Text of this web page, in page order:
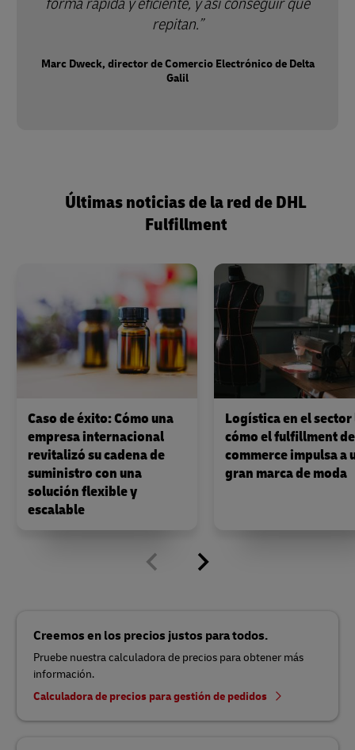
repitan.
Marc Dweck, director de Comercio Electrónico de Delta
Galil
Últimas noticias de la red de DHL
Fulfillment
Caso de éxito: Cómo una
empresa internacional
revitalizó su cadena de
suministro con una
solución flexible y
escalable
Logística en el
cómo el fulfillment
commerce impulsa a
gran marca de moda
Creemos en los precios justos para todos.
Pruebe nuestra calculadora de precios para obtener más
información.
Calculadora de precios para gestión de pedidos